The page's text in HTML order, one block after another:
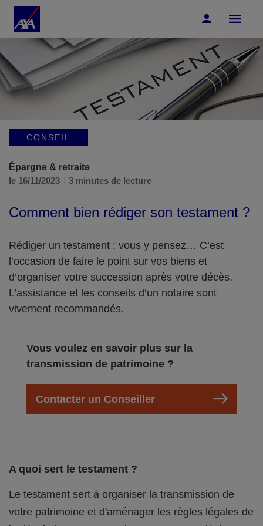
Accéder au Contenu Accéder au Pied de page
CONSEIL
Épargne & retraite
le 16/11/2023
3 minutes de lecture
Comment bien rédiger son testament ?
Rédiger un testament : vous y pensez… C’est
l’occasion de faire le point sur vos biens et
d’organiser votre succession après votre décès.
L’assistance et les conseils d’un notaire sont
vivement recommandés.
Vous voulez en savoir plus sur la
transmission de patrimoine ?
Contacter un Conseiller
A quoi sert le testament ?
Le testament sert à organiser la transmission de
votre patrimoine et d'aménager les règles légales de